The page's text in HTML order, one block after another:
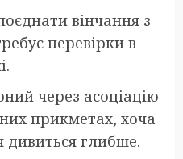
вінчання з
перевірки в
через асоціацію
прикметах, хоча
дивиться глибше.